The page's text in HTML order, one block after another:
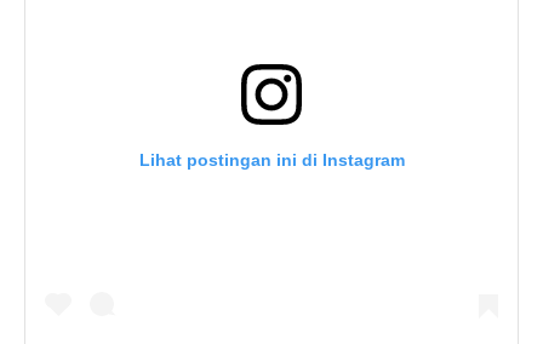
Lihat postingan ini di Instagram